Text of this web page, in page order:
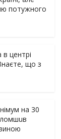
потужного
центрі
що з
на 30